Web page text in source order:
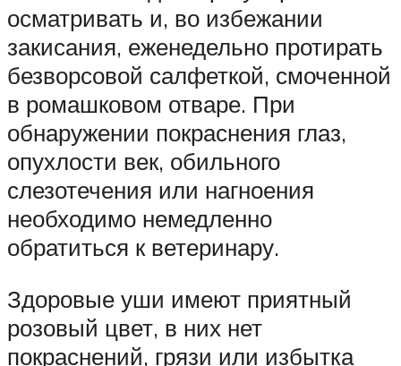
осматривать и, во избежании
закисания, еженедельно протирать
безворсовой салфеткой, смоченной
в ромашковом отваре. При
обнаружении покраснения глаз,
опухлости век, обильного
слезотечения или нагноения
необходимо немедленно
обратиться к ветеринару.
Здоровые уши имеют приятный
розовый цвет, в них нет
покраснений, грязи или избытка